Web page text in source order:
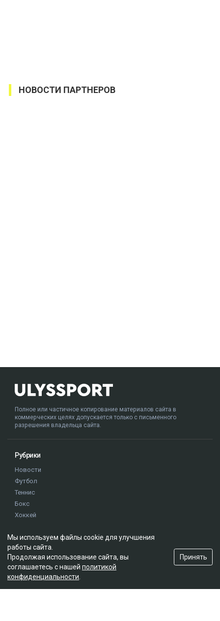
НОВОСТИ ПАРТНЕРОВ
Полное или частичное копирование материалов сайта в
коммерческих целях допускается только с письменного
разрешения владельца сайта.
Рубрики
Новости
Футбол
Теннис
Бокс
Хоккей
Истории
Олимпиада
Редакция
О проекте
Мы используем файлы cookie для улучшения
работы сайта.
Продолжая использование сайта, вы
соглашаетесь с нашей политикой
конфиденциальности
Принять